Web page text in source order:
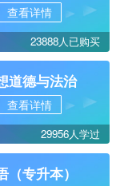
查看详情
23888人已购买
道德与法治
查看详情
29956人学过
（专升本）